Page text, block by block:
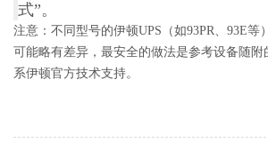
式”。‌
注意‌：不同型号的伊顿UPS（如93PR、93E等
可能略有差异，最安全的做法是参考设备随附
系伊顿官方技术支持。